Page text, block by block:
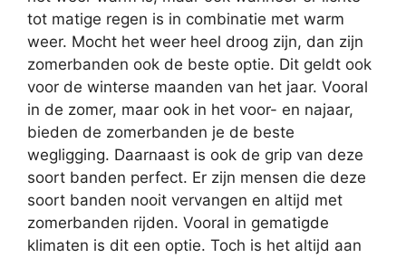
tot matige regen is in combinatie met warm
weer. Mocht het weer heel droog zijn, dan zijn
zomerbanden ook de beste optie. Dit geldt ook
voor de winterse maanden van het jaar. Vooral
in de zomer, maar ook in het voor- en najaar,
bieden de zomerbanden je de beste
wegligging. Daarnaast is ook de grip van deze
soort banden perfect. Er zijn mensen die deze
soort banden nooit vervangen en altijd met
zomerbanden rijden. Vooral in gematigde
klimaten is dit een optie. Toch is het altijd aan